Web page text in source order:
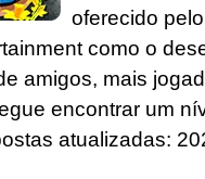
oferecido
como o
amigos, mais
encontrar um
atualizadas: